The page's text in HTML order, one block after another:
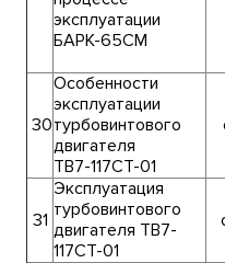
эксплуатации
БАРК-65СМ
30
Особенности
эксплуатации
турбовинтового
двигателя
ТВ7-117СТ-01
31
Эксплуатация
турбовинтового
двигателя ТВ7-
117СТ-01